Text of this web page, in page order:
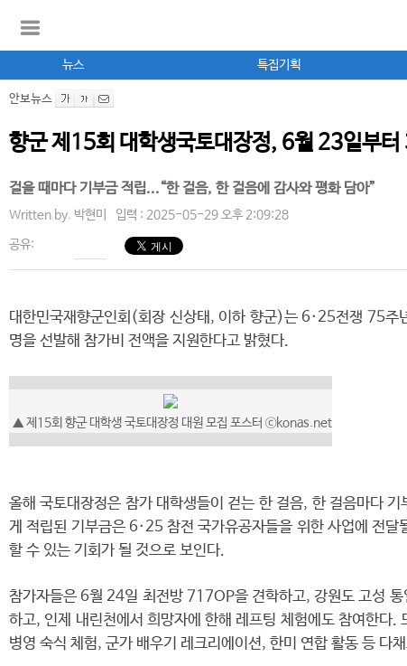
뉴스 특집기획
안보뉴스
향군 제15회 대학생국토대장정, 6월 23일부
걸을 때마다 기부금 적립...“한 걸음, 한 걸음에 감사와 평화 담아”
Written by. 박현미 입력 : 2025-05-29 오후 2:09:28
공유:
대한민국재향군인회(회장 신상태, 이하 향군)는 6·25전쟁 75
명을 선발해 참가비 전액을 지원한다고 밝혔다.
▲ 제15회 향군 대학생 국토대장정 대원 모집 포스터 ⓒkonas.net
올해 국토대장정은 참가 대학생들이 걷는 한 걸음, 한 걸음마다
게 적립된 기부금은 6·25 참전 국가유공자들을 위한 사업에 전
할 수 있는 기회가 될 것으로 보인다.
참가자들은 6월 24일 최전방 717OP을 견학하고, 강원도 고성
하고, 인제 내린천에서 희망자에 한해 레프팅 체험에도 참여한다
병영 숙식 체험, 군가 배우기 레크리에이션, 한미 연합 활동 등 다